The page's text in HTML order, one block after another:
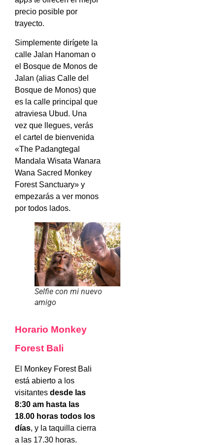
precio posible por
trayecto.
Simplemente dirígete la
calle Jalan Hanoman o
el Bosque de Monos de
Jalan (alias Calle del
Bosque de Monos) que
es la calle principal que
atraviesa Ubud. Una
vez que llegues, verás
el cartel de bienvenida
«The Padangtegal
Mandala Wisata Wanara
Wana Sacred Monkey
Forest Sanctuary» y
empezarás a ver monos
por todos lados.
Selfie con mi nuevo
amigo
Horario Monkey
Forest Bali
El Monkey Forest Bali
está abierto a los
visitantes desde las
8:30 am hasta las
18.00 horas todos los
días, y la taquilla cierra
a las 17.30 horas.